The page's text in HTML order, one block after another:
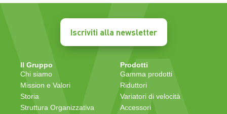
Iscriviti alla newsletter
Il Gruppo
Chi siamo
Mission e Valori
Storia
Struttura Organizzativa
Prodotti
Gamma prodotti
Riduttori
Variatori di velocità
Accessori